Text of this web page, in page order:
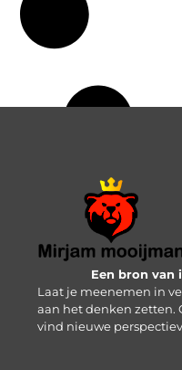
Een bron van
Laat je meenemen in
aan het denken zetten.
vind nieuwe